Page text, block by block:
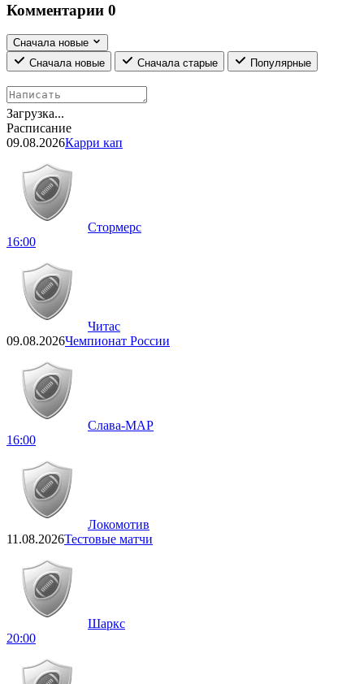
Комментарии 0
Сначала новые
Сначала новые
Сначала старые Популярные
Загрузка...
Расписание
09.08.2026Карри кап
Стормерс
16:00
Читас
09.08.2026Чемпионат России
Слава-МАР
16:00
Локомотив
11.08.2026Тестовые матчи
Шаркс
20:00